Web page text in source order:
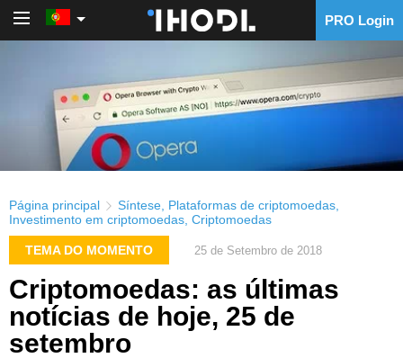
PRO Login
Página principal Síntese Plataformas de criptomoedas
Investimento em criptomoedas Criptomoedas
TEMA DO MOMENTO 25 de Setembro de 2018
Criptomoedas: as últimas
notícias de hoje, 25 de
setembro